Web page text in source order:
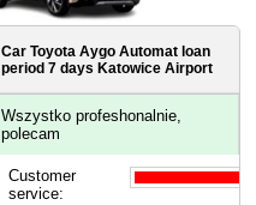
Car Toyota Aygo Automat loan
period 7 days Katowice Airport
Wszystko profeshonalnie,
polecam
Customer
service: